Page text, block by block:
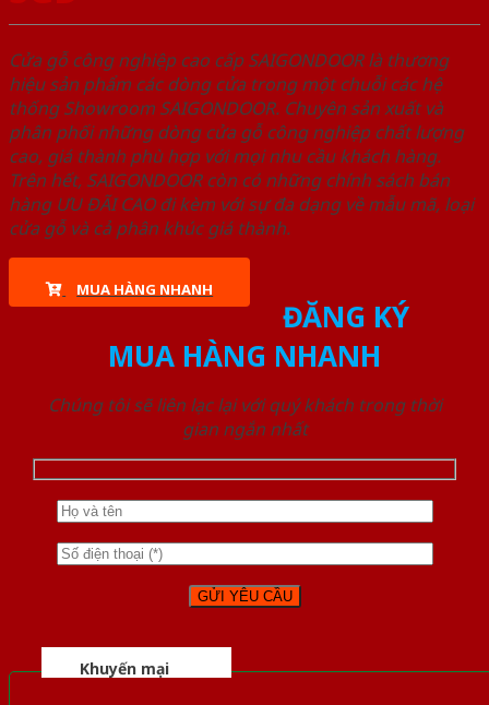
Cửa gỗ công nghiệp cao cấp SAIGONDOOR là thương
hiệu sản phẩm các dòng cửa trong một chuỗi các hệ
thống Showroom SAIGONDOOR. Chuyên sản xuất và
phân phối những dòng cửa gỗ công nghiệp chất lượng
cao, giá thành phù hợp với mọi nhu cầu khách hàng.
Trên hết, SAIGONDOOR còn có những chính sách bán
hàng ƯU ĐÃI CAO đi kèm với sự đa dạng về mẫu mã, loại
cửa gỗ và cả phân khúc giá thành.
MUA HÀNG NHANH
ĐĂNG KÝ
MUA HÀNG NHANH
Chúng tôi sẽ liên lạc lại với quý khách trong thời
gian ngắn nhất
Khuyến mại